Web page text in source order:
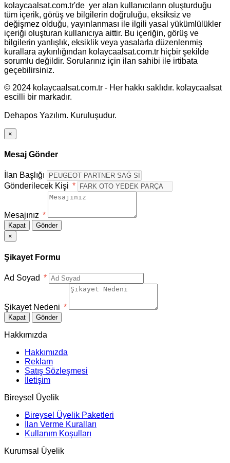
kolaycaalsat.com.tr'de yer alan kullanıcıların oluşturduğu
tüm içerik, görüş ve bilgilerin doğruluğu, eksiksiz ve
değişmez olduğu, yayınlanması ile ilgili yasal yükümlülükler
içeriği oluşturan kullanıcıya aittir. Bu içeriğin, görüş ve
bilgilerin yanlışlık, eksiklik veya yasalarla düzenlenmiş
kurallara aykırılığından kolaycaalsat.com.tr hiçbir şekilde
sorumlu değildir. Sorularınız için ilan sahibi ile irtibata
geçebilirsiniz.
© 2024 kolaycaalsat.com.tr - Her hakkı saklıdır. kolaycaalsat
escilli bir markadır.
Dehapos Yazılım. Kuruluşudur.
×
Mesaj Gönder
İlan Başlığı
Gönderilecek Kişi *
Mesajınız *
Kapat
Gönder
×
Şikayet Formu
Ad Soyad *
Şikayet Nedeni *
Kapat Gönder
Hakkımızda
Hakkımızda
Reklam
Satış Sözleşmesi
İletişim
Bireysel Üyelik
Bireysel Üyelik Paketleri
İlan Verme Kuralları
Kullanım Koşulları
Kurumsal Üyelik